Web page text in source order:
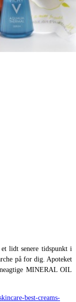
lidt senere tidspunkt i
på for dig. Apoteket
MINERAL OIL
best-creams-